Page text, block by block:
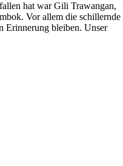
hat war Gili Trawangan,
Vor allem die schillernde
Erinnerung bleiben. Unser